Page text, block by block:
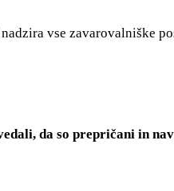
vse zavarovalniške
da so prepričani in